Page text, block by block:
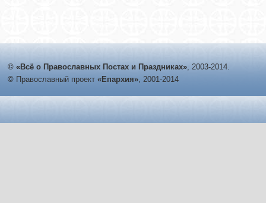
© «Всё о Православных Постах и Праздниках», 2003-2014.
© Православный проект «Епархия», 2001-2014